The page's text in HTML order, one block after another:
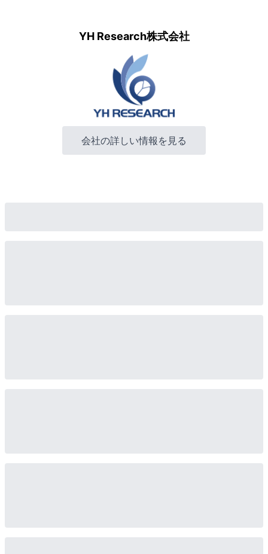
YH Research株式会社
会社の詳しい情報を見る